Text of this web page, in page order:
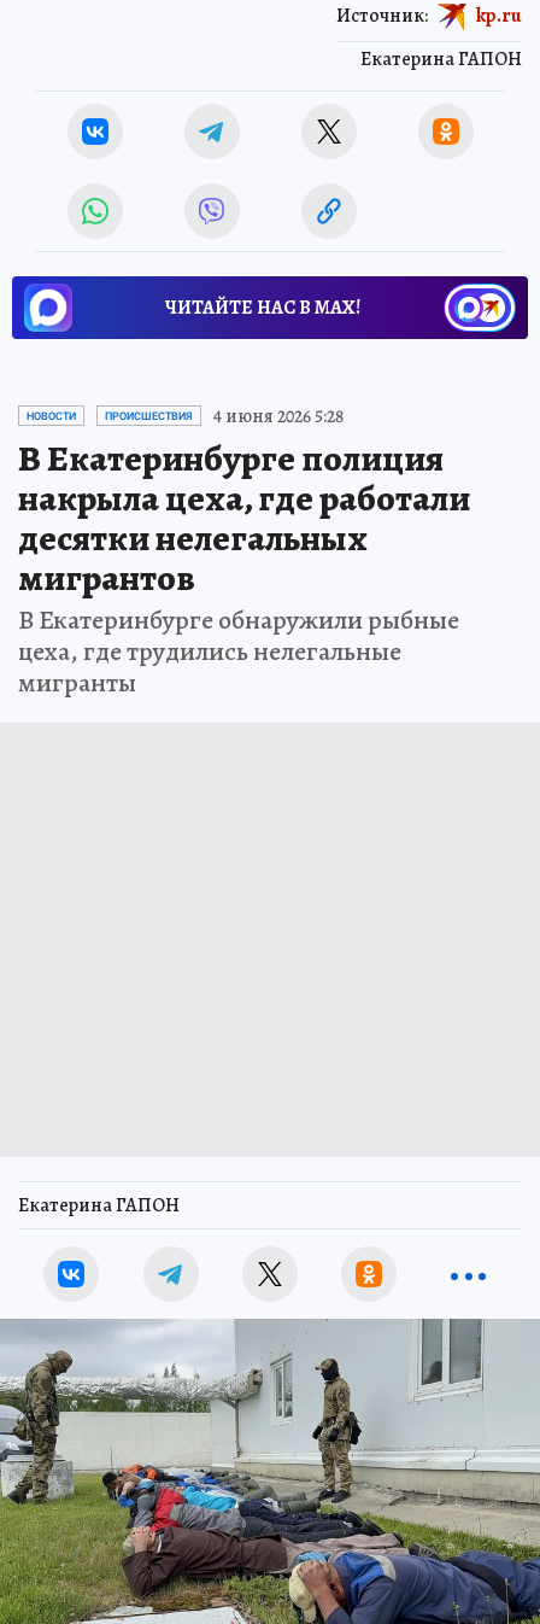
Екатерина ГАПОН
Источник: kp.ru
ЧИТАЙТЕ НАС В МАХ!
НОВОСТИ ПРОИСШЕСТВИЯ 4 июня 2026 5:28
В Екатеринбурге полиция
накрыла цеха, где работали
десятки нелегальных
мигрантов
В Екатеринбурге обнаружили рыбные
цеха, где трудились нелегальные
мигранты
Екатерина ГАПОН